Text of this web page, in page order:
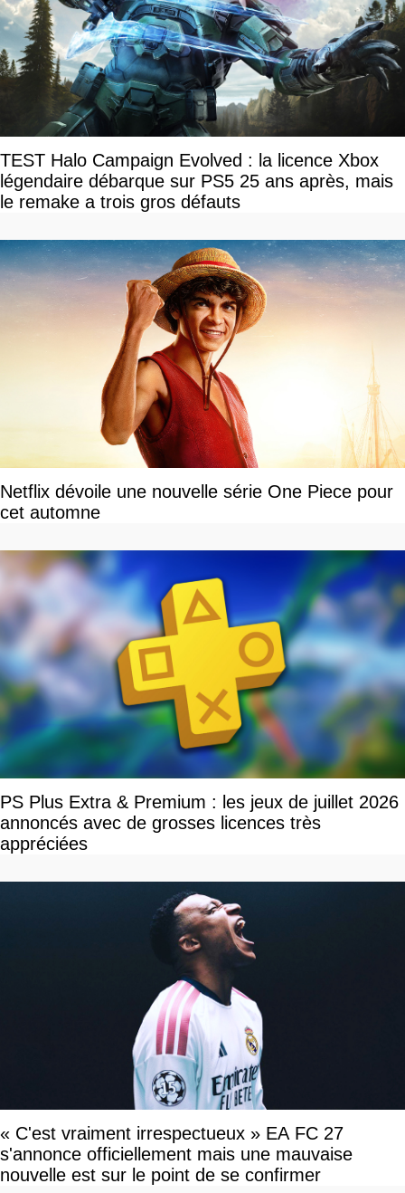
TEST Halo Campaign Evolved : la licence Xbox
légendaire débarque sur PS5 25 ans après, mais
le remake a trois gros défauts
Netflix dévoile une nouvelle série One Piece pour
cet automne
PS Plus Extra & Premium : les jeux de juillet 2026
annoncés avec de grosses licences très
appréciées
« C'est vraiment irrespectueux » EA FC 27
s'annonce officiellement mais une mauvaise
nouvelle est sur le point de se confirmer